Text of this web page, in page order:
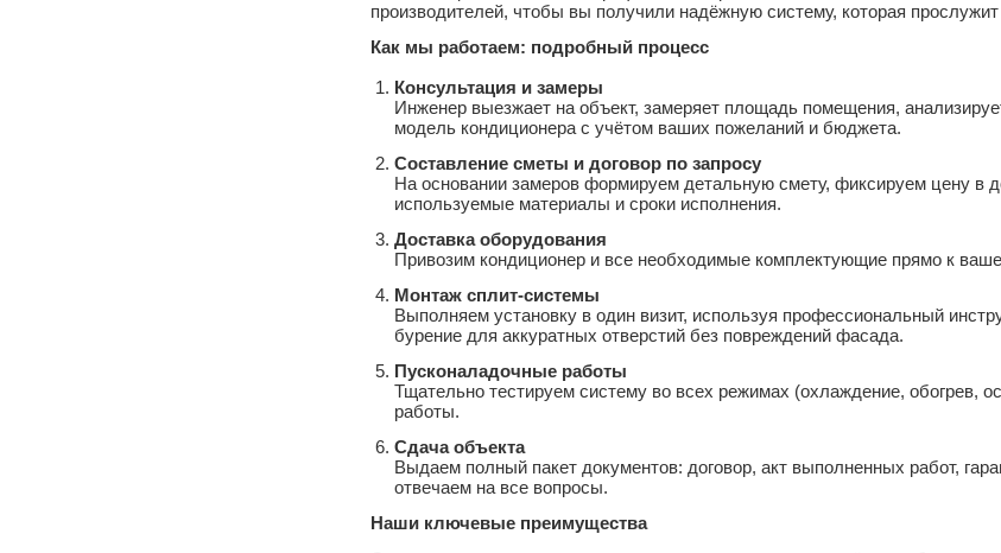
производителей, чтобы вы получили надёжную систему, которая
Как мы работаем: подробный процесс
Консультация и замеры
Инженер выезжает на объект, замеряет площадь помещения,
модель кондиционера с учётом ваших пожеланий и бюджета.
Составление сметы и договор по запросу
На основании замеров формируем детальную смету, фиксируем цену в
используемые материалы и сроки исполнения.
Доставка оборудования
Привозим кондиционер и все необходимые комплектующие прямо к
Монтаж сплит‑системы
Выполняем установку в один визит, используя профессиональный
бурение для аккуратных отверстий без повреждений фасада.
Пусконаладочные работы
Тщательно тестируем систему во всех режимах (охлаждение, обогрев,
работы.
Сдача объекта
Выдаем полный пакет документов: договор, акт выполненных работ,
отвечаем на все вопросы.
Наши ключевые преимущества